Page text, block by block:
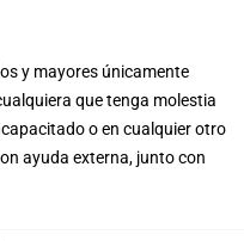
y mayores únicamente
que tenga molestia
o en cualquier otro
ayuda externa, junto con